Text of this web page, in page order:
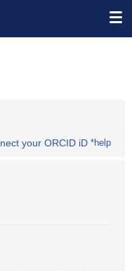
your ORCID iD *help